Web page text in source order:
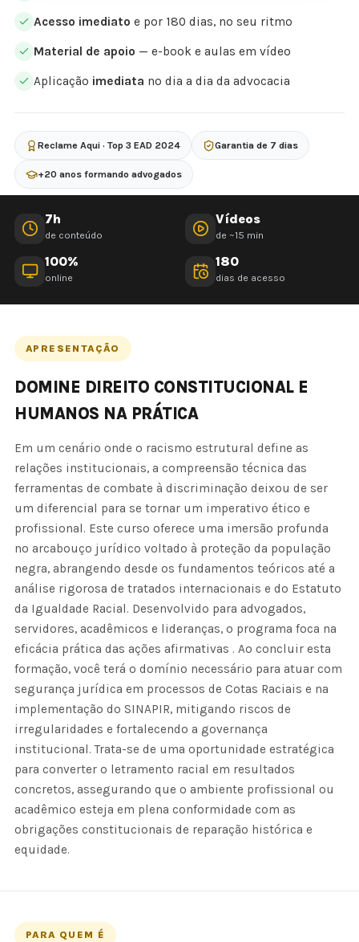
Acesso imediato e por 180 dias, no seu ritmo
Material de apoio — e-book e aulas em vídeo
Aplicação imediata no dia a dia da advocacia
Reclame Aqui · Top 3 EAD 2024 Garantia de 7 dias
+20 anos formando advogados
7h
de conteúdo
Vídeos
de ~15 min
100%
online
180
dias de acesso
APRESENTAÇÃO
DOMINE DIREITO CONSTITUCIONAL E
HUMANOS NA PRÁTICA
Em um cenário onde o racismo estrutural define as
relações institucionais, a compreensão técnica das
ferramentas de combate à discriminação deixou de ser
um diferencial para se tornar um imperativo ético e
profissional. Este curso oferece uma imersão profunda
no arcabouço jurídico voltado à proteção da população
negra, abrangendo desde os fundamentos teóricos até a
análise rigorosa de tratados internacionais e do Estatuto
da Igualdade Racial. Desenvolvido para advogados,
servidores, acadêmicos e lideranças, o programa foca na
eficácia prática das ações afirmativas . Ao concluir esta
formação, você terá o domínio necessário para atuar com
segurança jurídica em processos de Cotas Raciais e na
implementação do SINAPIR, mitigando riscos de
irregularidades e fortalecendo a governança
institucional. Trata-se de uma oportunidade estratégica
para converter o letramento racial em resultados
concretos, assegurando que o ambiente profissional ou
acadêmico esteja em plena conformidade com as
obrigações constitucionais de reparação histórica e
equidade.
PARA QUEM É